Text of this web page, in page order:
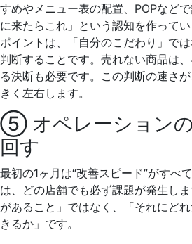
すめやメニュー表の配置、POPなど
に来たらこれ」という認知を作って
ポイントは、「自分のこだわり」で
判断することです。売れない商品は
る決断も必要です。この判断の速さ
きく左右します。
⑤ オペレーション
回す
最初の1ヶ月は“改善スピード”がすべ
は、どの店舗でも必ず課題が発生し
があること」ではなく、「それにど
きるか」です。